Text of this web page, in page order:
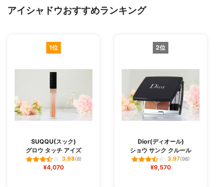
アイシャドウおすすめランキング
1位
SUQQU(スック)
グロウ タッチ アイズ
3.98(8)
¥4,070
2位
Dior(ディオール)
ショウ サンク クルール
3.97(98)
¥9,570